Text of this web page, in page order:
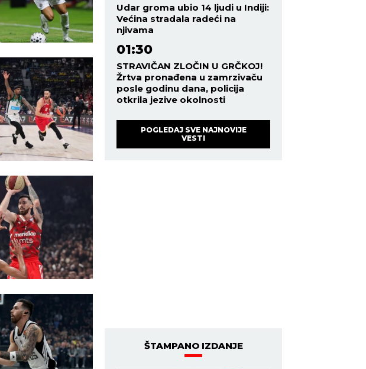
Udar groma ubio 14 ljudi u Indiji:
Većina stradala radeći na
njivama
01:30
STRAVIČAN ZLOČIN U GRČKOJ!
Žrtva pronađena u zamrzivaču
posle godinu dana, policija
otkrila jezive okolnosti
POGLEDAJ SVE NAJNOVIJE
VESTI
ŠTAMPANO IZDANJE